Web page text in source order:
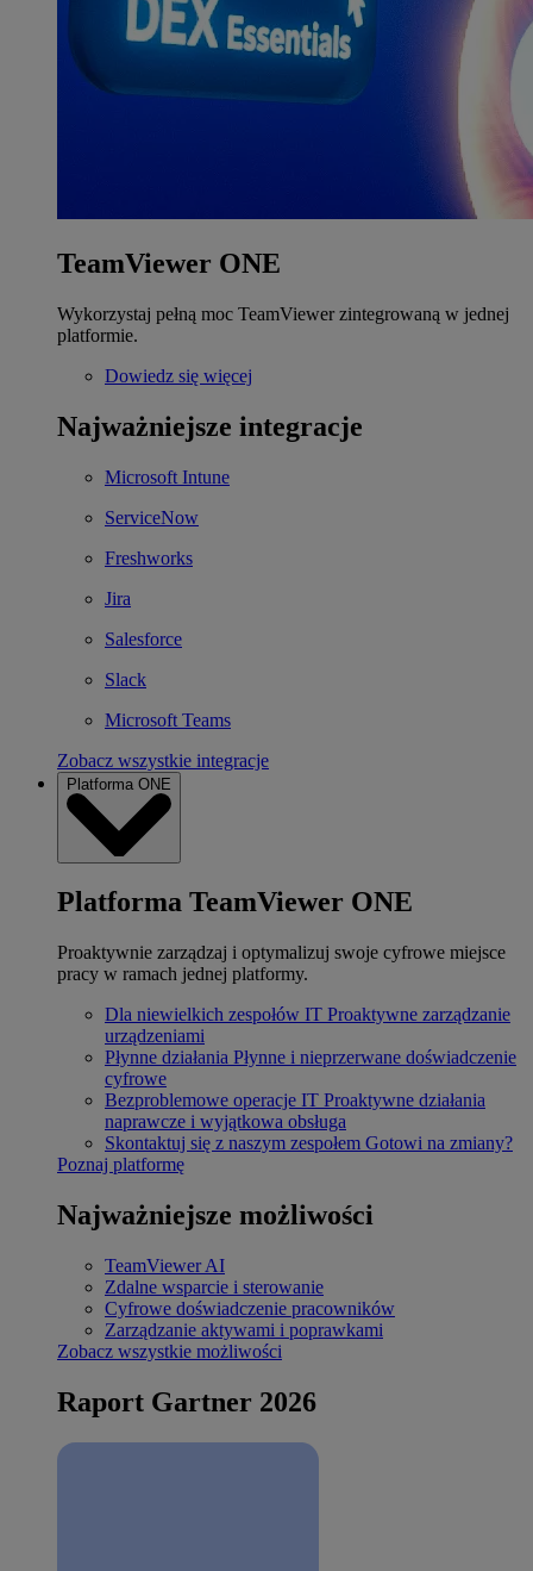
TeamViewer ONE
Wykorzystaj pełną moc TeamViewer zintegrowaną w jednej
platformie.
Dowiedz się więcej
Najważniejsze integracje
Microsoft Intune
ServiceNow
Freshworks
Jira
Salesforce
Slack
Microsoft Teams
Zobacz wszystkie integracje
Platforma ONE
Platforma TeamViewer ONE
Proaktywnie zarządzaj i optymalizuj swoje cyfrowe miejsce
pracy w ramach jednej platformy.
Dla niewielkich zespołów IT Proaktywne zarządzanie
urządzeniami
Płynne działania Płynne i nieprzerwane doświadczenie
cyfrowe
Bezproblemowe operacje IT Proaktywne działania
naprawcze i wyjątkowa obsługa
Skontaktuj się z naszym zespołem Gotowi na zmiany?
Poznaj platformę
Najważniejsze możliwości
TeamViewer AI
Zdalne wsparcie i sterowanie
Cyfrowe doświadczenie pracowników
Zarządzanie aktywami i poprawkami
Zobacz wszystkie możliwości
Raport Gartner 2026